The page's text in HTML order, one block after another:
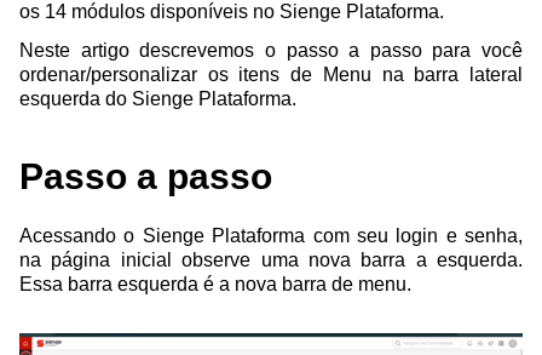
os 14 módulos disponíveis no Sienge Plataforma.
Neste artigo descrevemos o passo a passo para você
ordenar/personalizar os itens de Menu na barra lateral
esquerda do Sienge Plataforma.
Passo a passo
Acessando o Sienge Plataforma com seu login e senha,
na página inicial observe uma nova barra a esquerda.
Essa barra esquerda é a nova barra de menu.